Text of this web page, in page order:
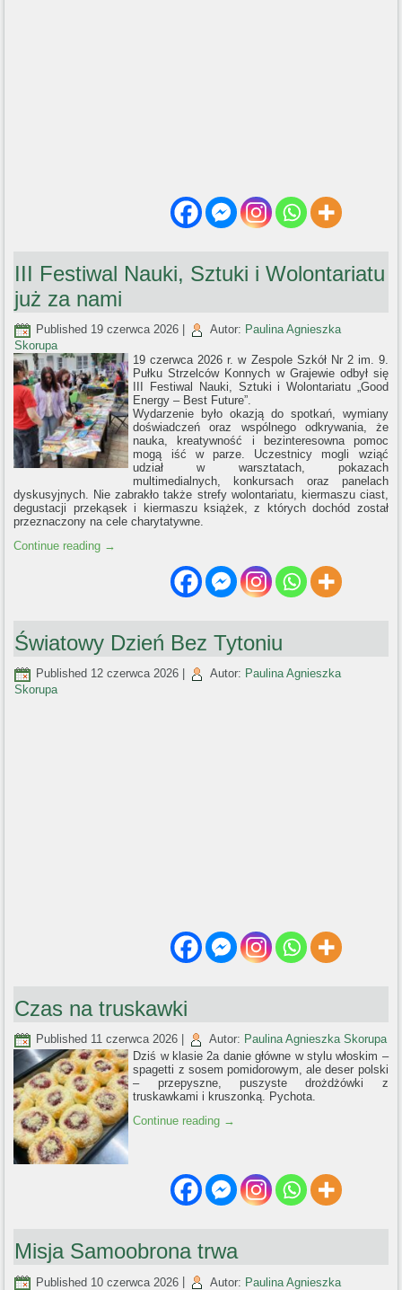
III Festiwal Nauki, Sztuki i Wolontariatu
już za nami
Published 19 czerwca 2026 Autor: Paulina Agnieszka
Skorupa
19 czerwca 2026 r. w Zespole Szkół Nr 2 im. 9.
Pułku Strzelców Konnych w Grajewie odbył się
III Festiwal Nauki, Sztuki i Wolontariatu „Good
Energy – Best Future”.
Wydarzenie było okazją do spotkań, wymiany
doświadczeń oraz wspólnego odkrywania, że
nauka, kreatywność i bezinteresowna pomoc
mogą iść w parze. Uczestnicy mogli wziąć
udział w warsztatach, pokazach
multimedialnych, konkursach oraz panelach
dyskusyjnych. Nie zabrakło także strefy wolontariatu, kiermaszu ciast,
degustacji przekąsek i kiermaszu książek, z których dochód został
przeznaczony na cele charytatywne.
Continue reading →
Światowy Dzień Bez Tytoniu
Published 12 czerwca 2026 Autor: Paulina Agnieszka
Skorupa
Czas na truskawki
Published 11 czerwca 2026 Autor: Paulina Agnieszka Skorupa
Dziś w klasie 2a danie główne w stylu włoskim –
spagetti z sosem pomidorowym, ale deser polski
– przepyszne, puszyste drożdżówki z
truskawkami i kruszonką. Pychota.
Continue reading →
Misja Samoobrona trwa
Published 10 czerwca 2026 Autor: Paulina Agnieszka